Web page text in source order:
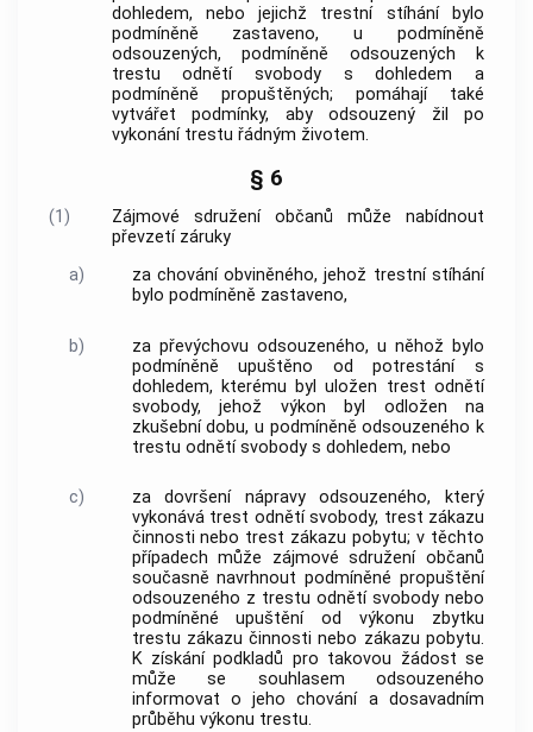
dohledem, nebo jejichž trestní stíhání bylo
podmíněně zastaveno, u podmíněně
odsouzených, podmíněně odsouzených k
trestu odnětí svobody s dohledem a
podmíněně propuštěných; pomáhají také
vytvářet podmínky, aby odsouzený žil po
vykonání trestu řádným životem.
§ 6
(1)
Zájmové sdružení občanů může nabídnout
převzetí záruky
a)
za chování obviněného, jehož trestní stíhání
bylo podmíněně zastaveno,
b)
za převýchovu odsouzeného, u něhož bylo
podmíněně upuštěno od potrestání s
dohledem, kterému byl uložen trest odnětí
svobody, jehož výkon byl odložen na
zkušební dobu, u podmíněně odsouzeného k
trestu odnětí svobody s dohledem, nebo
c)
za dovršení nápravy odsouzeného, který
vykonává trest odnětí svobody, trest zákazu
činnosti nebo trest zákazu pobytu; v těchto
případech může zájmové sdružení občanů
současně navrhnout podmíněné propuštění
odsouzeného z trestu odnětí svobody nebo
podmíněné upuštění od výkonu zbytku
trestu zákazu činnosti nebo zákazu pobytu.
K získání podkladů pro takovou žádost se
může se souhlasem odsouzeného
informovat o jeho chování a dosavadním
průběhu výkonu trestu.